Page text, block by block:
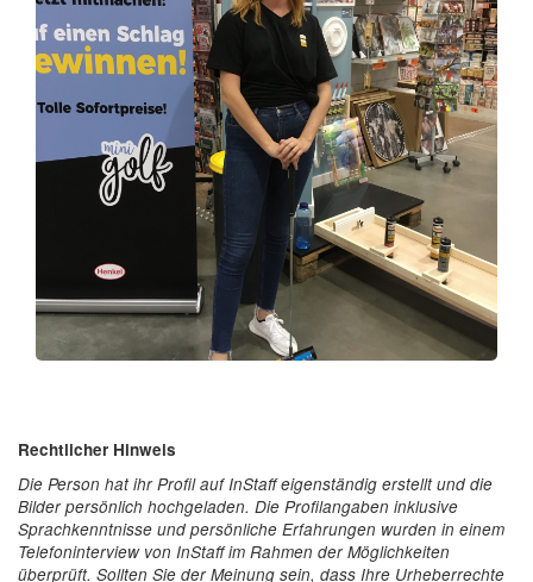
Rechtlicher Hinweis
Die Person hat ihr Profil auf InStaff eigenständig erstellt und die
Bilder persönlich hochgeladen. Die Profilangaben inklusive
Sprachkenntnisse und persönliche Erfahrungen wurden in einem
Telefoninterview von InStaff im Rahmen der Möglichkeiten
überprüft. Sollten Sie der Meinung sein, dass Ihre Urheberrechte